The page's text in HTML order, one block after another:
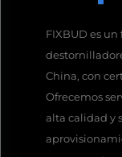
FIXBUD es
China, con
Ofrecemos
alta calidad y